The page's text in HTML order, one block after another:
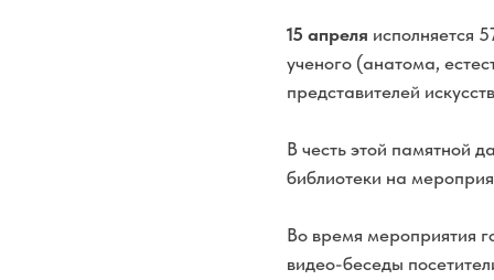
15 апреля исполняется
ученого (анатома,
представителей
В честь этой памятной
библиотеки на
Во время мероприятия
видео-беседы